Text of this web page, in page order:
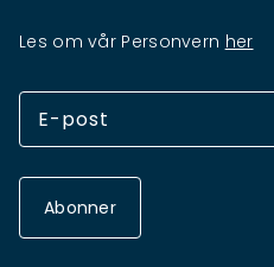
Les om vår Personvern her
Abonner